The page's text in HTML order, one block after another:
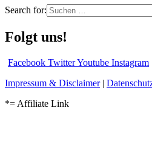
Search for:
Folgt uns!
Facebook TwitterYoutube Instagram
Impressum & Disclaimer|
*= Affiliate Link